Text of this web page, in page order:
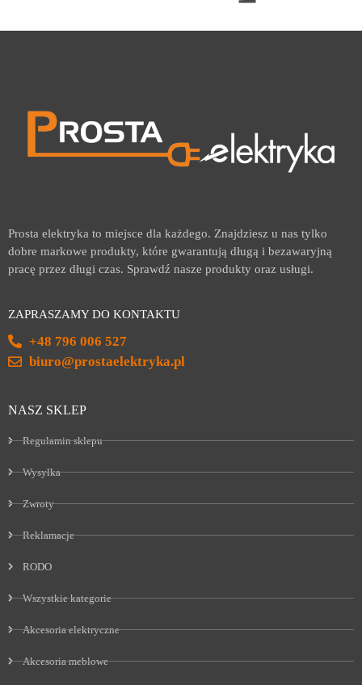
Prosta elektryka to miejsce dla każdego. Znajdziesz u nas tylko
dobre markowe produkty, które gwarantują długą i bezawaryjną
pracę przez długi czas. Sprawdź nasze produkty oraz usługi.
ZAPRASZAMY DO KONTAKTU
+48 796 006 527
biuro@prostaelektryka.pl
NASZ SKLEP
Regulamin sklepu
Wysyłka
Zwroty
Reklamacje
RODO
Wszystkie kategorie
Akcesoria elektryczne
Akcesoria meblowe